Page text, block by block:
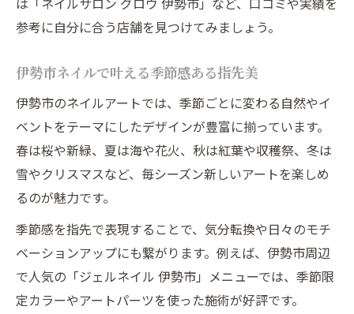
参考に自分に合う店舗を見つけてみましょう。
伊勢市ネイルで叶える季節感ある指先美
伊勢市のネイルアートでは、季節ごとに変わる自然やイ
ベントをテーマにしたデザインが豊富に揃っています。
春は桜や新緑、夏は海や花火、秋は紅葉や収穫祭、冬は
雪やクリスマスなど、毎シーズン新しいアートを楽しめ
るのが魅力です。
季節感を指先で表現することで、気分転換や日々のモチ
ベーションアップにも繋がります。例えば、伊勢市周辺
で人気の「ジェルネイル 伊勢市」メニューでは、季節限
定カラーやアートパーツを使った施術が好評です。